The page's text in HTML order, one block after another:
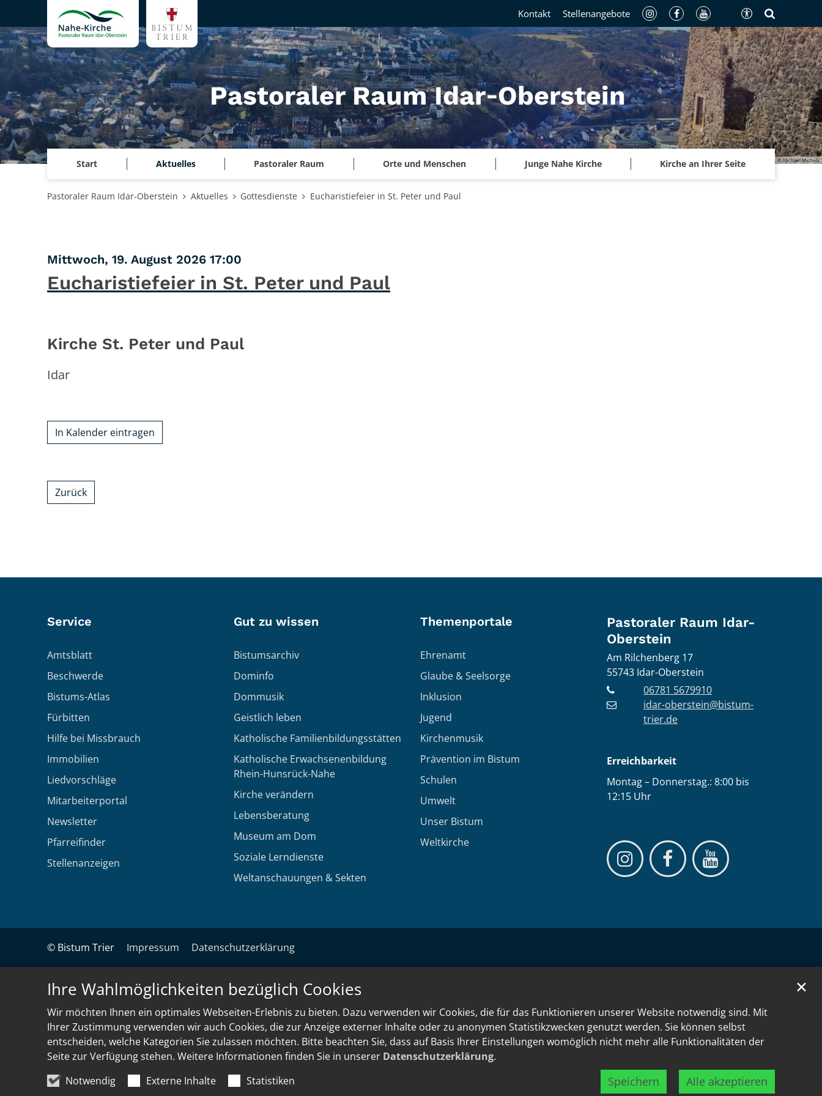
Ihre Wahlmöglichkeiten bezüglich Cookies
Wir möchten Ihnen ein optimales Webseiten-Erlebnis zu bieten. Dazu verwenden wir Cookies, die für das Funktionieren unserer Website notwendig sind. Mit
Ihrer Zustimmung verwenden wir auch Cookies, die zur Anzeige externer Inhalte oder zu anonymen Statistikzwecken genutzt werden. Sie können selbst
entscheiden, welche Kategorien Sie zulassen möchten. Bitte beachten Sie, dass auf Basis Ihrer Einstellungen womöglich nicht mehr alle Funktionalitäten der
Seite zur Verfügung stehen. Weitere Informationen finden Sie in unserer Datenschutzerklärung.
Notwendig
Externe Inhalte Statistiken Speichern Alle akzeptieren
✕
Zum Inhalt springen
© Michael Michels
Pastoraler Raum Idar‑Oberstein
Start Aktuelles Pastoraler Raum Orte und Menschen Junge Nahe Kirche Kirche an Ihrer Seite
Kontakt Stellenangebote
Pastoraler Raum Idar-Oberstein Aktuelles Gottesdienste Eucharistiefeier in St. Peter und Paul
Mittwoch, 19. August 2026 17:00
Eucharistiefeier in St. Peter und Paul
Kirche St. Peter und Paul
Idar
In Kalender eintragen
Zurück
Service
Amtsblatt
Beschwerde
Bistums-Atlas
Fürbitten
Hilfe bei Missbrauch
Immobilien
Liedvorschläge
Mitarbeiterportal
Newsletter
Pfarreifinder
Stellenanzeigen
Gut zu wissen
Bistumsarchiv
Dominfo
Dommusik
Geistlich leben
Katholische Familienbildungsstätten
Katholische Erwachsenenbildung
Rhein-Hunsrück-Nahe
Kirche verändern
Lebensberatung
Museum am Dom
Soziale Lerndienste
Weltanschauungen & Sekten
Themenportale
Ehrenamt
Glaube & Seelsorge
Inklusion
Jugend
Kirchenmusik
Prävention im Bistum
Schulen
Umwelt
Unser Bistum
Weltkirche
Pastoraler Raum Idar-
Oberstein
Am Rilchenberg 17
55743 Idar-Oberstein
06781 5679910
idar-oberstein@bistum-
trier.de
Erreichbarkeit
Montag – Donnerstag.: 8:00 bis
12:15 Uhr
© Bistum Trier Impressum Datenschutzerklärung